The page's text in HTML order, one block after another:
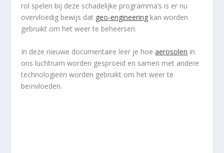
rol spelen bij deze schadelijke programma’s is er nu
overvloedig bewijs dat geo-engineering kan worden
gebruikt om het weer te beheersen.
In deze nieuwe documentaire leer je hoeaerosolen in
ons luchtruim worden gesproeid en samen met andere
technologieën worden gebruikt om het weer te
beïnvloeden.